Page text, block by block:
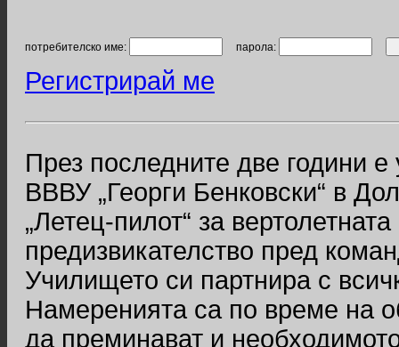
потребителско име: парола:
Регистрирай ме
През последните две години
ВВВУ „Георги Бенковски“ в
„Летец-пилот“ за
предизвикателство пред
Училището си партнира с
Намеренията са по време на
да преминават и